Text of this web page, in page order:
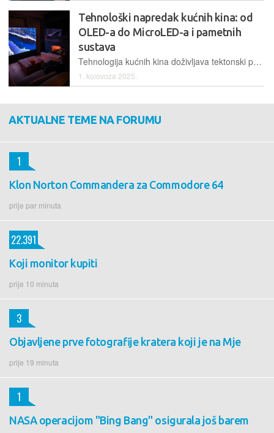
Tehnološki napredak kućnih kina: od
OLED-a do MicroLED-a i pametnih
sustava
Tehnologija kućnih kina doživljava tektonski pomak. U relativno kratko vrijeme su neke tehnologije postale lako dostupne i sada svatko može imati kino iskustvo u svojoj dnevnoj sobi
1. kolovoza 2025.
AKTUALNE TEME NA FORUMU
Klon Norton Commandera za Commodore 64
prije par minuta
1
Koji monitor kupiti
prije 10 minuta
22.391
Objavljene prve fotografije kratera koji je na Mje
prije 19 minuta
3
NASA operacijom "Bing Bang" osigurala još barem
1